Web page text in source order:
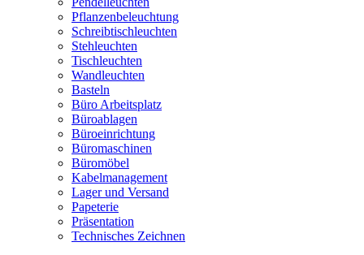
Pflanzenbeleuchtung
Schreibtischleuchten
Stehleuchten
Tischleuchten
Wandleuchten
Basteln
Büro Arbeitsplatz
Büroablagen
Büroeinrichtung
Büromaschinen
Büromöbel
Kabelmanagement
Lager und Versand
Papeterie
Präsentation
Technisches Zeichnen